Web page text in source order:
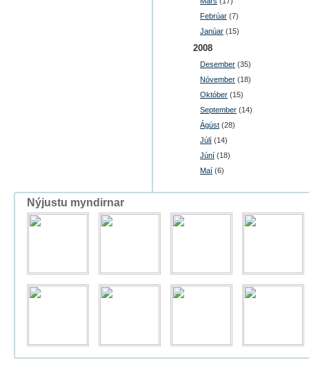
Febrúar (7)
Janúar (15)
2008
Desember (35)
Nóvember (18)
Október (15)
September (14)
Ágúst (28)
Júlí (14)
Júní (18)
Maí (6)
Nýjustu myndirnar